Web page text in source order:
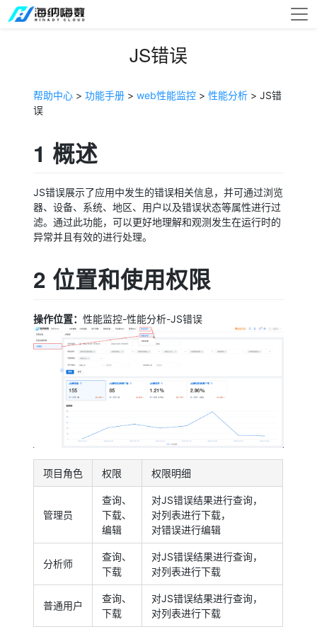
JS错误
帮助中心 >功能手册 >web性能监控 >性能分析 > JS错
误
1 概述
JS错误展示了应用中发生的错误相关信息，并可通过浏览
器、设备、系统、地区、用户以及错误状态等属性进行过
滤。通过此功能，可以更好地理解和观测发生在运行时的
异常并且有效的进行处理。
2 位置和使用权限
操作位置：性能监控-性能分析-JS错误
项目角色 权限 权限明细
管理员
查询、
下载、
编辑
对JS错误结果进行查询，
对列表进行下载，
对错误进行编辑
分析师
查询、
下载
对JS错误结果进行查询，
对列表进行下载
普通用户
查询、
下载
对JS错误结果进行查询，
对列表进行下载